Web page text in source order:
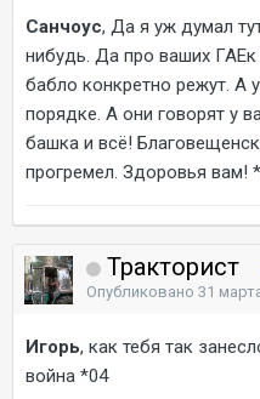
Санчоус, Да я уж думал
нибудь. Да про ваших
бабло конкретно режут. А
порядке. А они говорят у
башка и всё!
прогремел. Здоровья вам!
Тракторист
Опубликовано 31
Игорь, как тебя так
война *04